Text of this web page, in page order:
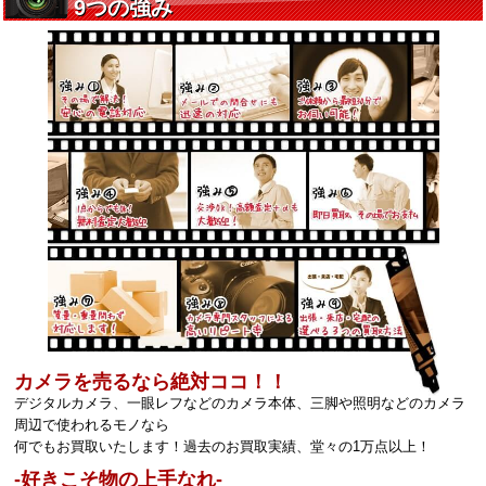
カメラを売るなら絶対ココ！！
デジタルカメラ、一眼レフなどのカメラ本体、三脚や照明などのカメラ
周辺で使われるモノなら
何でもお買取いたします！過去のお買取実績、堂々の1万点以上！
‐好きこそ物の上手なれ‐